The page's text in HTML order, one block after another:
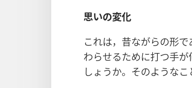
思いの変化
これは，昔ながらの形
わらせるために打つ手
しょうか。そのようなこ